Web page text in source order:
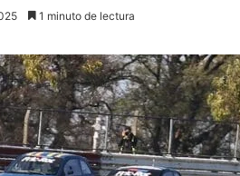
1 minuto de lectura